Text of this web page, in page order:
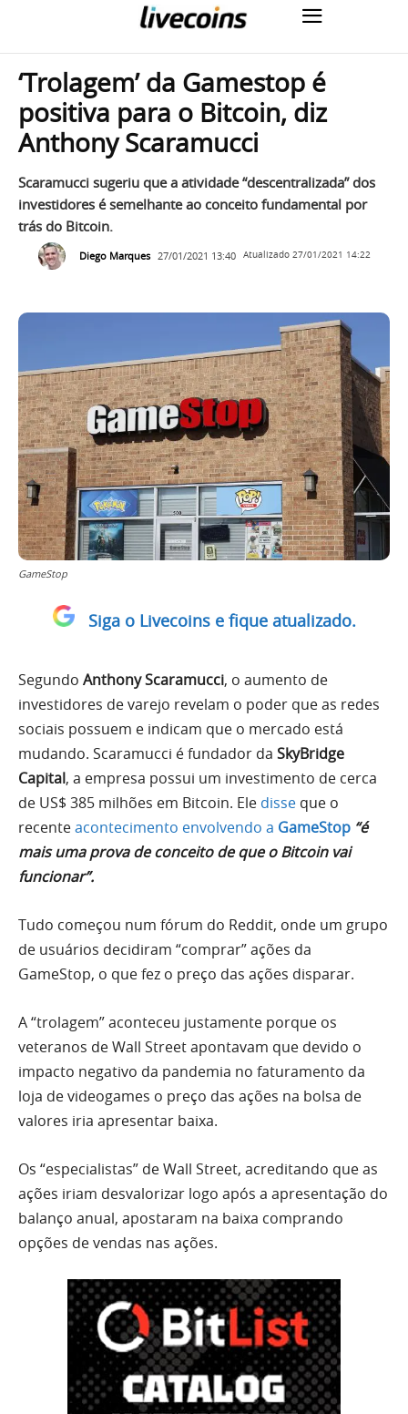
‘Trolagem’ da Gamestop é
positiva para o Bitcoin, diz
Anthony Scaramucci
Scaramucci sugeriu que a atividade “descentralizada” dos
investidores é semelhante ao conceito fundamental por
trás do Bitcoin.
Diego Marques 27/01/2021 13:40 Atualizado 27/01/2021 14:22
GameStop
Siga o Livecoins e fique atualizado.
Segundo Anthony Scaramucci, o aumento de
investidores de varejo revelam o poder que as redes
sociais possuem e indicam que o mercado está
mudando. Scaramucci é fundador da SkyBridge
Capital, a empresa possui um investimento de cerca
de US$ 385 milhões em Bitcoin. Ele disse que o
recenteacontecimento envolvendo a GameStop “é
mais uma prova de conceito de que o Bitcoin vai
funcionar”.
Tudo começou num fórum do Reddit, onde um grupo
de usuários decidiram “comprar” ações da
GameStop, o que fez o preço das ações disparar.
A “trolagem” aconteceu justamente porque os
veteranos de Wall Street apontavam que devido o
impacto negativo da pandemia no faturamento da
loja de videogames o preço das ações na bolsa de
valores iria apresentar baixa.
Os “especialistas” de Wall Street, acreditando que as
ações iriam desvalorizar logo após a apresentação do
balanço anual, apostaram na baixa comprando
opções de vendas nas ações.